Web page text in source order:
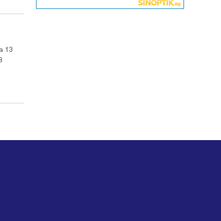
13
06.08.2026, 00:48